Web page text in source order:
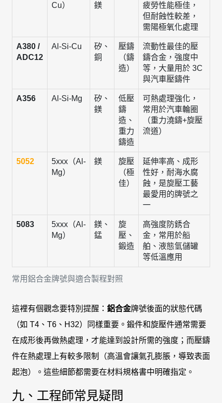
常用鋁合金牌號與適合製程對照
Cu）
鎂
疲勞性能極佳，
但耐蝕性較差，
需陽極氧化處理
A380 /
ADC12
Al-Si-Cu
矽、
銅
壓鑄
（鑄
造）
流動性最佳的壓
鑄合金，強度中
等，大量用於 3C
與汽車壓鑄件
A356 Al-Si-Mg
矽、
鎂
低壓
鑄
造、
重力
鑄造
可熱處理強化，
常用於汽車輪圈
（重力澆鑄+旋壓
流道）
5052
5xxx（Al-
Mg）
鎂
旋壓
（極
佳）
延伸率高、成形
性好，耐海水腐
蝕，是旋壓工藝
最愛用的牌號之
一
5083
5xxx（Al-
Mg）
鎂、
錳
旋
壓、
鍛造
高強度防銹合
金，常用於船
舶、液態氫儲罐
等低溫應用
這裡有個觀念要特別提醒： 鋁合金牌號後面的狀態代碼
（如 T4、T6、H32）同樣重要。鍛件和旋壓件通常需要
在成形後再做熱處理，才能達到設計所需的強度；而壓鑄
件在熱處理上有較多限制（高溫會讓氣孔膨脹，導致表面
起泡）。這些細節都需要在材料規格書中明確指定。
九、工程師常見疑問